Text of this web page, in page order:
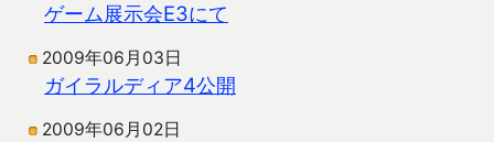
ゲーム展示会E3にて
2009年06月03日
ガイラルディア4公開
2009年06月02日